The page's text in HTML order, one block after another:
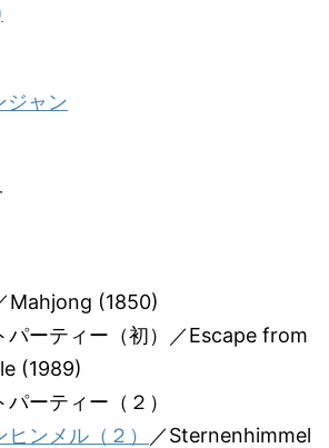
ジャン
Mahjong (1850)
パーティー（初）／Escape from
(1989)
ーティー（２）
ンメル（２）
／Sternenhimmel